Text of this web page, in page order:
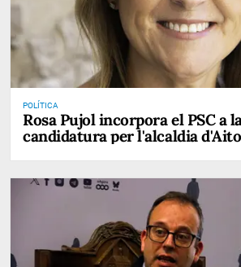
POLÍTICA
Rosa Pujol incorpora el PSC a
candidatura per l'alcaldia